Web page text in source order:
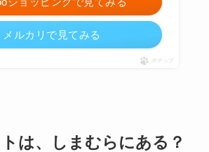
メルカリで見てみる
ポチップ
は、しまむらにある？